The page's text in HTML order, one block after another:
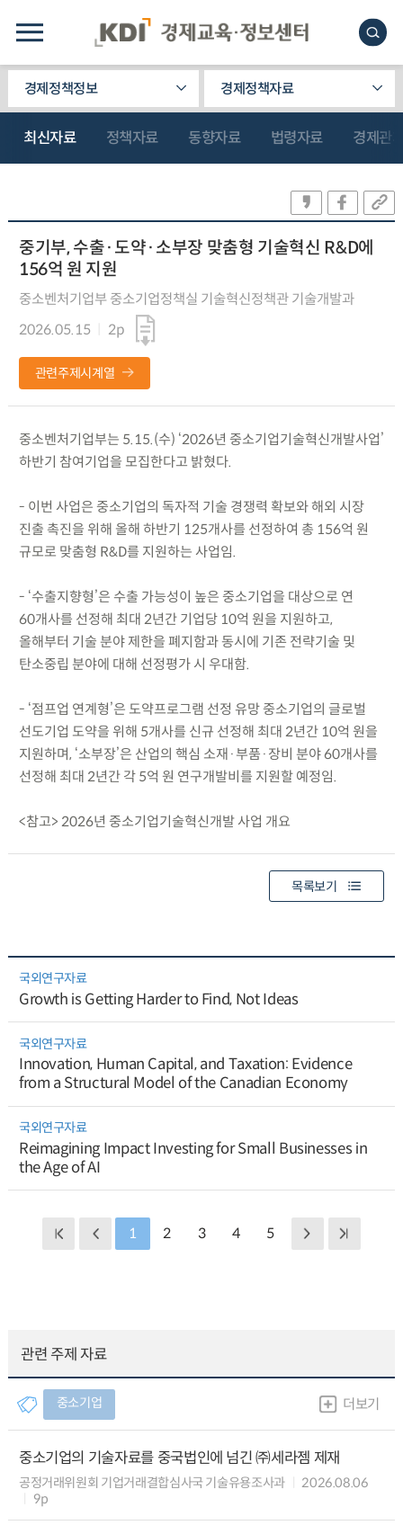
경제정책정보 경제정책자료
최신자료 정책자료 동향자료 법령자료 경제관
중기부, 수출·도약·소부장 맞춤형 기술혁신 R&D에
156억 원 지원
중소벤처기업부 중소기업정책실 기술혁신정책관 기술개발과
2026.05.15
2p
관련주제시계열
중소벤처기업부는 5.15.(수) ‘2026년 중소기업기술혁신개발사업’
하반기 참여기업을 모집한다고 밝혔다.
- 이번 사업은 중소기업의 독자적 기술 경쟁력 확보와 해외 시장
진출 촉진을 위해 올해 하반기 125개사를 선정하여 총 156억 원
규모로 맞춤형 R&D를 지원하는 사업임.
- ‘수출지향형’은 수출 가능성이 높은 중소기업을 대상으로 연
60개사를 선정해 최대 2년간 기업당 10억 원을 지원하고,
올해부터 기술 분야 제한을 폐지함과 동시에 기존 전략기술 및
탄소중립 분야에 대해 선정평가 시 우대함.
- ‘점프업 연계형’은 도약프로그램 선정 유망 중소기업의 글로벌
선도기업 도약을 위해 5개사를 신규 선정해 최대 2년간 10억 원을
지원하며, ‘소부장’은 산업의 핵심 소재·부품·장비 분야 60개사를
선정해 최대 2년간 각 5억 원 연구개발비를 지원할 예정임.
<참고> 2026년 중소기업기술혁신개발 사업 개요
목록보기
국외연구자료
Growth is Getting Harder to Find, Not Ideas
국외연구자료
Innovation, Human Capital, and Taxation: Evidence
from a Structural Model of the Canadian Economy
국외연구자료
Reimagining Impact Investing for Small Businesses in
the Age of AI
1 2 3 4 5
관련 주제 자료
중소기업 더보기
중소기업의 기술자료를 중국법인에 넘긴 ㈜세라젬 제재
공정거래위원회 기업거래결합심사국 기술유용조사과
2026.08.06
9p